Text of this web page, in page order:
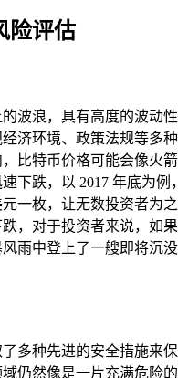
险评估
波浪，具有高度的波动
济环境、政策法规等多
比特币价格可能会像火
下跌，以 2017 年底为例
一枚，让无数投资者为
，对于投资者来说，如
雨中登上了一艘即将沉
了多种先进的安全措施来
仍然像是一片充满危险